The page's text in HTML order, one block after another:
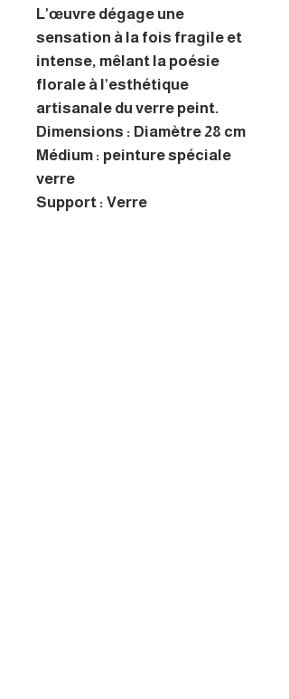
L’œuvre dégage une
sensation à la fois fragile et
intense, mêlant la poésie
florale à l’esthétique
artisanale du verre peint.
Dimensions : Diamètre 28 cm
Médium : peinture spéciale
verre
Support : Verre